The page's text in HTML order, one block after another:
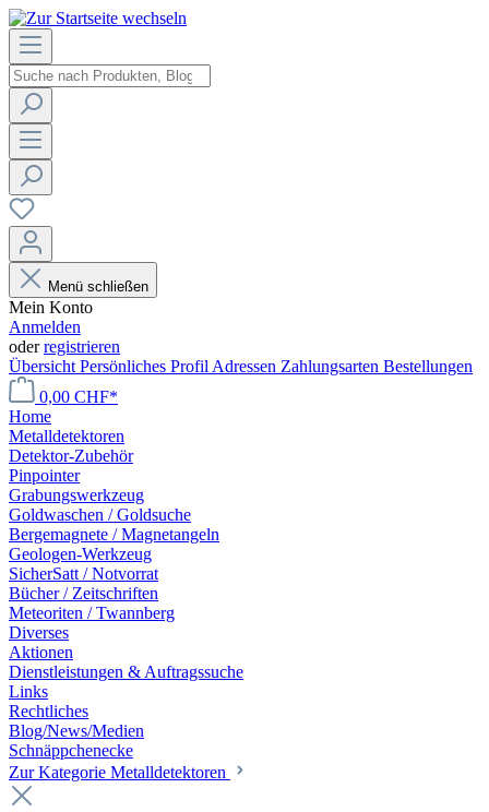
Menü schließen
Mein Konto
Anmelden
oderregistrieren
Übersicht Persönliches Profil Adressen Zahlungsarten Bestellungen
0,00 CHF*
Home
Metalldetektoren
Detektor-Zubehör
Pinpointer
Grabungswerkzeug
Goldwaschen / Goldsuche
Bergemagnete / Magnetangeln
Geologen-Werkzeug
SicherSatt / Notvorrat
Bücher / Zeitschriften
Meteoriten / Twannberg
Diverses
Aktionen
Dienstleistungen & Auftragssuche
Links
Rechtliches
Blog/News/Medien
Schnäppchenecke
Zur Kategorie Metalldetektoren